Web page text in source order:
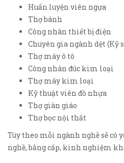
Huấn luyện viên ngựa
Thợ bánh
Công nhân thiết bị điện
Chuyên gia ngành dệt (Kỹ
Thợ máy ô tô
Công nhân đúc kim loại
Thợ máy kim loại
Kỹ thuật viên đồ nhựa
Thợ giàn giáo
Thợ bọc nội thất
Tùy theo mỗi ngành nghề sẽ có
nghề, bằng cấp, kinh nghiệm